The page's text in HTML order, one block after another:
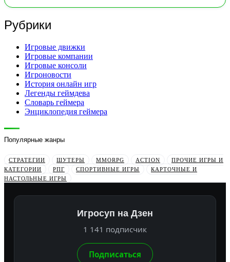
Рубрики
Игровые движки
Игровые компании
Игровые консоли
Игроновости
История онлайн игр
Легенды геймдева
Словарь геймера
Энциклопедия геймера
Популярные жанры
СТРАТЕГИИ ШУТЕРЫ MMORPG ACTION
ПРОЧИЕ ИГРЫ И
КАТЕГОРИИ
РПГ СПОРТИВНЫЕ ИГРЫ
КАРТОЧНЫЕ И
НАСТОЛЬНЫЕ ИГРЫ
Игросуп на Дзен
1 141 подписчик
Подписаться